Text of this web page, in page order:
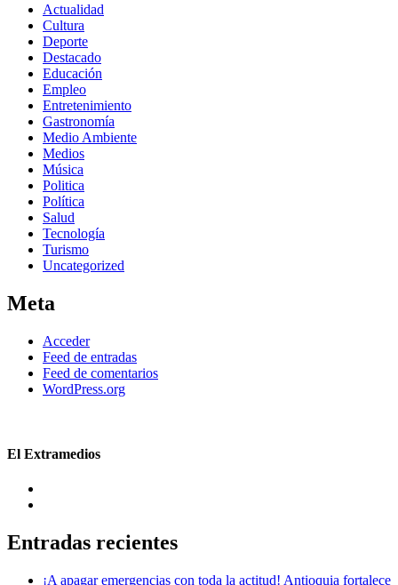
Actualidad
Cultura
Deporte
Destacado
Educación
Empleo
Entretenimiento
Gastronomía
Medio Ambiente
Medios
Música
Politica
Política
Salud
Tecnología
Turismo
Uncategorized
Meta
Acceder
Feed de entradas
Feed de comentarios
WordPress.org
El Extramedios
Entradas recientes
¡A apagar emergencias con toda la actitud! Antioquia fortalece